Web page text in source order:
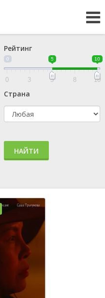
Рейтинг
0 5 10
0 3 5 8 10
Страна
НАЙТИ